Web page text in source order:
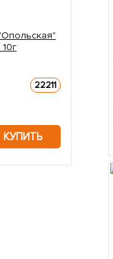
22211
КУПИТЬ